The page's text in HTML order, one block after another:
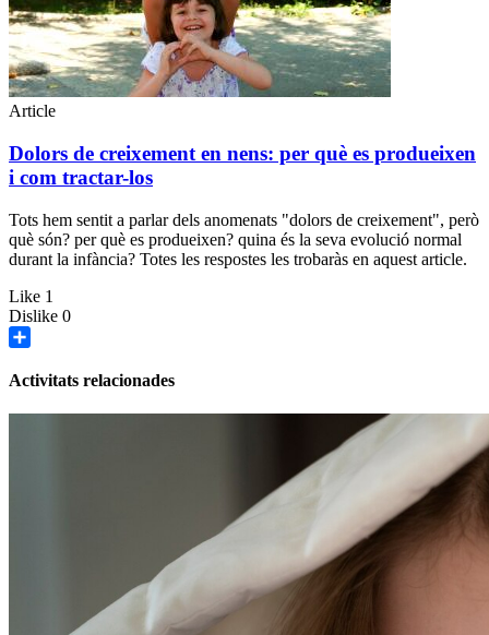
Article
Dolors de creixement en nens: per què es produeixen
i com tractar-los
Tots hem sentit a parlar dels anomenats "dolors de creixement", però
què són? per què es produeixen? quina és la seva evolució normal
durant la infància? Totes les respostes les trobaràs en aquest article.
Like 1
Dislike 0
Activitats relacionades